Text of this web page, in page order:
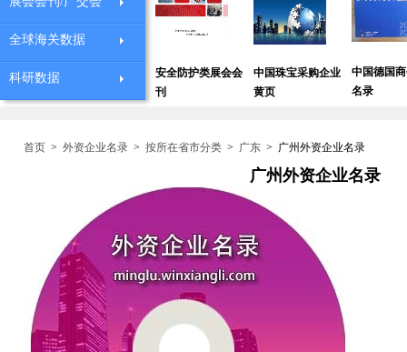
贸企业黄页
安全防护类展会会
中国珠宝采购企业
中国德国商会会员
名录
全国中
讯录
全球海关数据
科研数据
首页 > 外资企业名录 > 按所在省市分类 > 广东 > 广州外资企业名录
广州外资企业名录